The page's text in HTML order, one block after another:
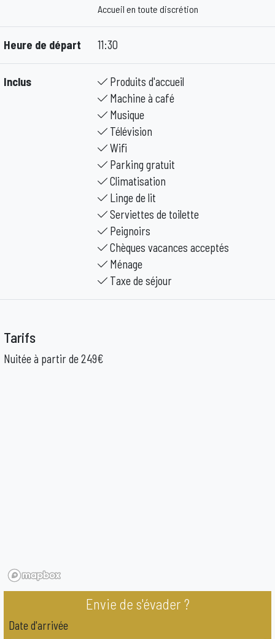
Accueil en toute discrétion
Heure de départ 11:30
Inclus
Produits d'accueil
Machine à café
Musique
Télévision
Wifi
Parking gratuit
Climatisation
Linge de lit
Serviettes de toilette
Peignoirs
Chèques vacances acceptés
Ménage
Taxe de séjour
Tarifs
Nuitée à partir de 249€
Envie de s'évader ?
Date d'arrivée